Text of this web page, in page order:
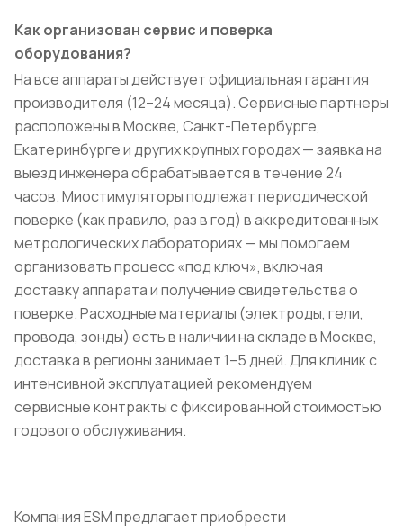
Как организован сервис и поверка
оборудования?
На все аппараты действует официальная гарантия
производителя (12–24 месяца). Сервисные партнеры
расположены в Москве, Санкт-Петербурге,
Екатеринбурге и других крупных городах — заявка на
выезд инженера обрабатывается в течение 24
часов. Миостимуляторы подлежат периодической
поверке (как правило, раз в год) в аккредитованных
метрологических лабораториях — мы помогаем
организовать процесс «под ключ», включая
доставку аппарата и получение свидетельства о
поверке. Расходные материалы (электроды, гели,
провода, зонды) есть в наличии на складе в Москве,
доставка в регионы занимает 1–5 дней. Для клиник с
интенсивной эксплуатацией рекомендуем
сервисные контракты с фиксированной стоимостью
годового обслуживания.
Компания ESM предлагает приобрести